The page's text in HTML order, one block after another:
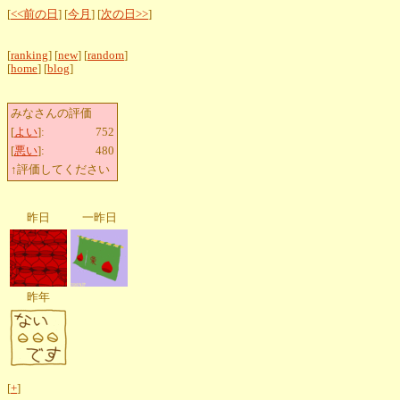
[<<前の日 ] [今月 ] [次の日>>]
[ranking] [new] [random]
[home] [blog]
みなさんの評価
[よい]:
752
[悪い]:
480
↑評価してください
昨日 一昨日
昨年
[+]